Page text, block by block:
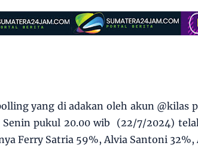
yang di adakan oleh akun @kilas
pukul 20.00 wib (22/7/2024)
Ferry Satria 59%, Alvia Santoni 32%,